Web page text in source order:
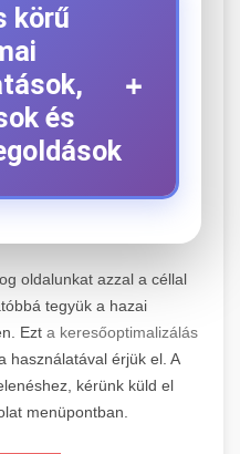
körű
és
+
+
rendelkező
és átfogó
kínálunk minden
számára. Tapasztalt
diagnosztikai
+
online marketing
oldalunkat azzal a céllal
tegyük a hazai
Ezt a keresőoptimalizálás
használatával érjük el. A
kérünk küld el
menüpontban.